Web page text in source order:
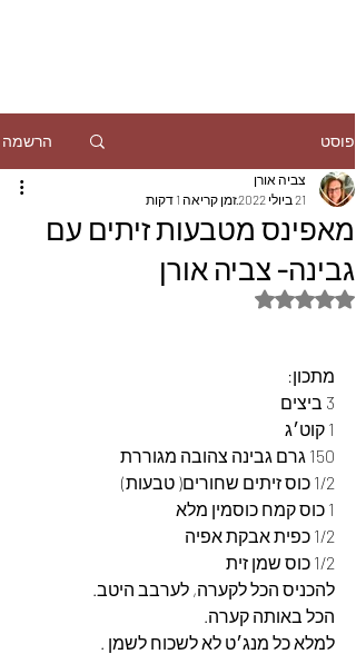
פוסט הרשמה
מאפינס מטבעות זיתים עם
גבינה- צביה אורן
צביה אורן
21 ביולי 2022
זמן קריאה 1 דקות
דירוג של NaN מתוך 5 כוכבים
מתכון:
3 ביצים
1 קוט׳ג
150 גרם גבינה צהובה מגוררת
1/2 כוס זיתים שחורים( טבעות)
1 כוס קמח כוסמין מלא
1/2 כפית אבקת אפיה
1/2 כוס שמן זית
להכניס הכל לקערה, לערבב היטב.
הכל באותה קערה.
למלא כל מנג׳ט לא לשכוח לשמן .